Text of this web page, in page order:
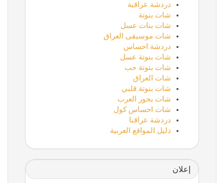
دردشة عراقية
شات بنوتة
شات بنات عسل
شات موسيقى العراق
دردشة احساس
شات بنوتة عسل
شات بنوتة حب
شات العراق
شات بنوتة قلبي
شات بحور العرب
شات احساس كول
دردشة عراقنا
دليل المواقع العربية
إعلان